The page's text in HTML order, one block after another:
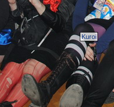
Kuroi